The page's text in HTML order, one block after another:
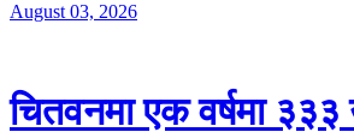
August 03, 2026
चितवनमा एक वर्षमा ३३३